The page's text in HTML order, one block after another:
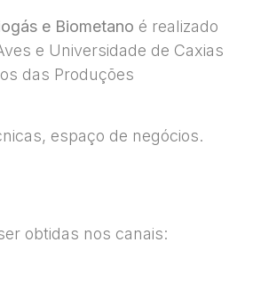
e Biometano é realizado
e Universidade de Caxias
das Produções
espaço de negócios.
obtidas nos canais: